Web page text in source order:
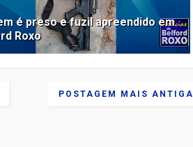
é preso e fuzil apreendido em
Roxo
POSTAGEM MAIS ANTIGA